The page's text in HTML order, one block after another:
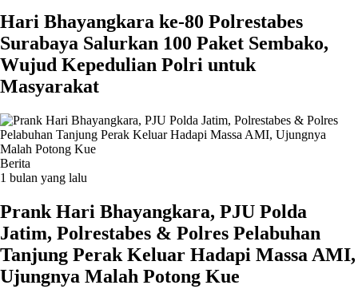
Hari Bhayangkara ke-80 Polrestabes
Surabaya Salurkan 100 Paket Sembako,
Wujud Kepedulian Polri untuk
Masyarakat
Berita
1 bulan yang lalu
Prank Hari Bhayangkara, PJU Polda
Jatim, Polrestabes & Polres Pelabuhan
Tanjung Perak Keluar Hadapi Massa AMI,
Ujungnya Malah Potong Kue